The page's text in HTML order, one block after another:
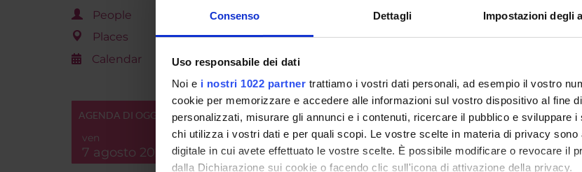
Consenso Dettagli Impostazioni degli
Uso responsabile dei dati
Noi e i nostri 1022 partner trattiamo i vostri dati personali, ad esempio il vostro
cookie per memorizzare e accedere alle informazioni sul vostro dispositivo al fine
personalizzati, misurare gli annunci e i contenuti, ricercare il pubblico e sviluppare
chi utilizza i vostri dati e per quali scopi. Le vostre scelte in materia di privacy
digitale in cui avete effettuato le vostre scelte. È possibile modificare o revocare il
dalla Dichiarazione sui cookie o facendo clic sull'icona di attivazione della privacy.
People
Places
Calendar
AGENDA DI OGGI
ven
7 agosto 2026